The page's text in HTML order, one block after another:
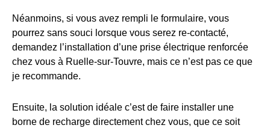
Néanmoins, si vous avez rempli le formulaire, vous
pourrez sans souci lorsque vous serez re-contacté,
demandez l’installation d’une prise électrique renforcée
chez vous à Ruelle-sur-Touvre, mais ce n’est pas ce que
je recommande.
Ensuite, la solution idéale c’est de faire installer une
borne de recharge directement chez vous, que ce soit